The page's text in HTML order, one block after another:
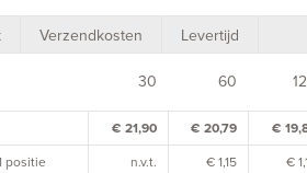
Verzendkosten Levertijd
30 60
€ 21,90 € 20,79 €
positie n.v.t. € 1,15 €